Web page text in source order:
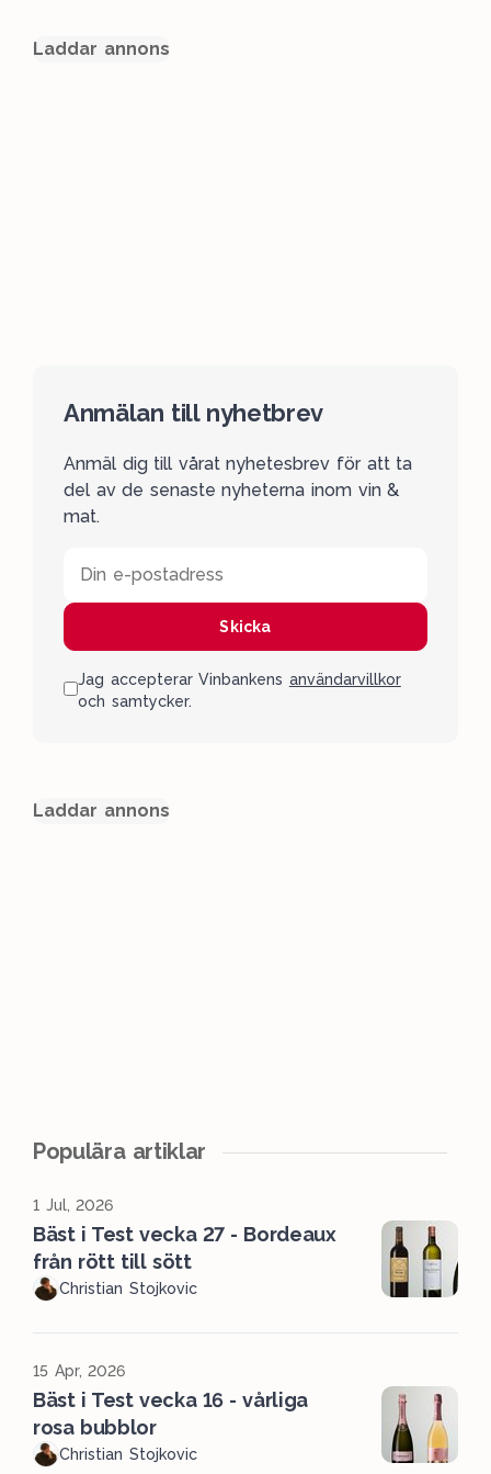
Laddar annons
Anmälan till nyhetbrev
Anmäl dig till vårat nyhetesbrev för att ta
del av de senaste nyheterna inom vin &
mat.
Din e-postadress
Skicka
Jag accepterar Vinbankens användarvillkor
och samtycker.
Laddar annons
Populära artiklar
1 Jul, 2026
Bäst i Test vecka 27 - Bordeaux
från rött till sött
Christian Stojkovic
15 Apr, 2026
Bäst i Test vecka 16 - vårliga
rosa bubblor
Christian Stojkovic